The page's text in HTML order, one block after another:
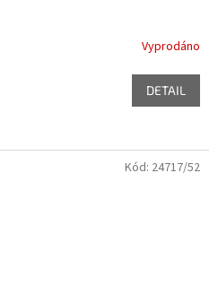
Vyprodáno
DETAIL
Kód: 24717/52